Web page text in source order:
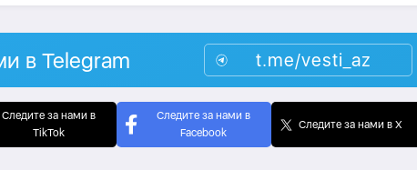
в Telegram t.me/vesti_az
Следите за нами в
TikTok
Следите за нами в
Facebook
Следите за нами в X